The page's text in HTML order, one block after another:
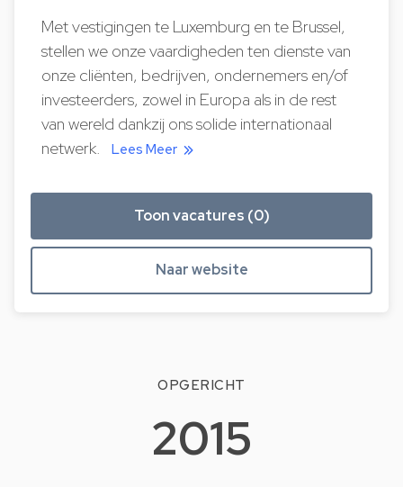
Met vestigingen te Luxemburg en te Brussel,
stellen we onze vaardigheden ten dienste van
onze cliënten, bedrijven, ondernemers en/of
investeerders, zowel in Europa als in de rest
van wereld dankzij ons solide internationaal
netwerk.Lees Meer
Toon vacatures (0)
Naar website
OPGERICHT
2015